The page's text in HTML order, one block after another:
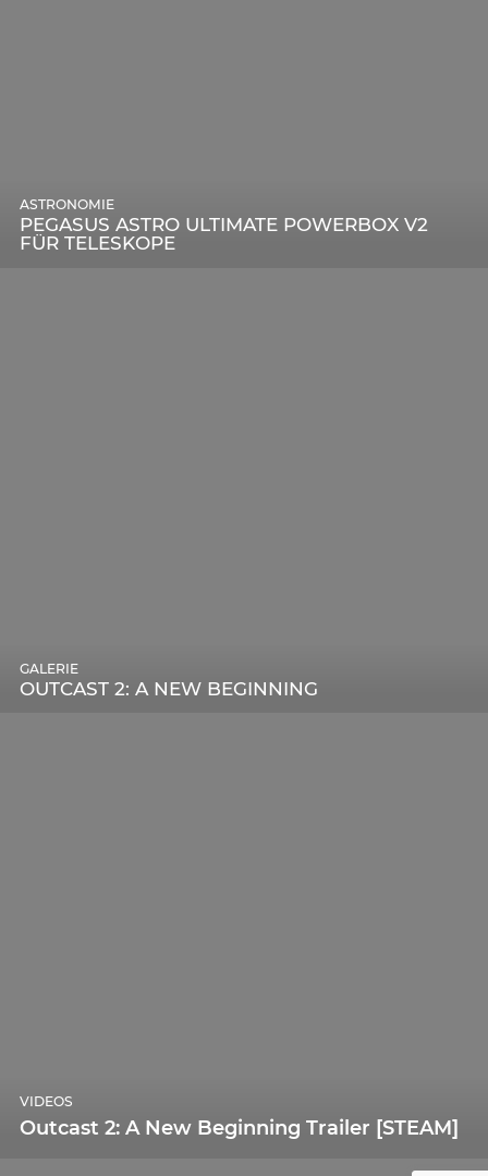
PEGASUS ASTRO ULTIMATE POWERBOX V2
FÜR TELESKOPE
ASTRONOMIE
OUTCAST 2: A NEW BEGINNING
GALERIE
Outcast 2: A New Beginning Trailer [STEAM]
VIDEOS